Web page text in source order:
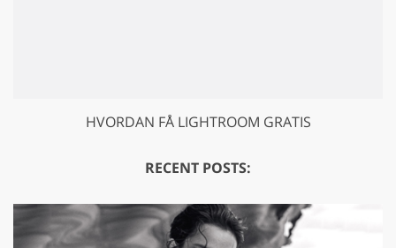
HVORDAN FÅ LIGHTROOM GRATIS
RECENT POSTS: